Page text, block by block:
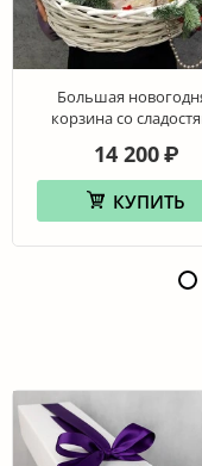
Большая
корзина со
14 200 ₽
КУПИТЬ